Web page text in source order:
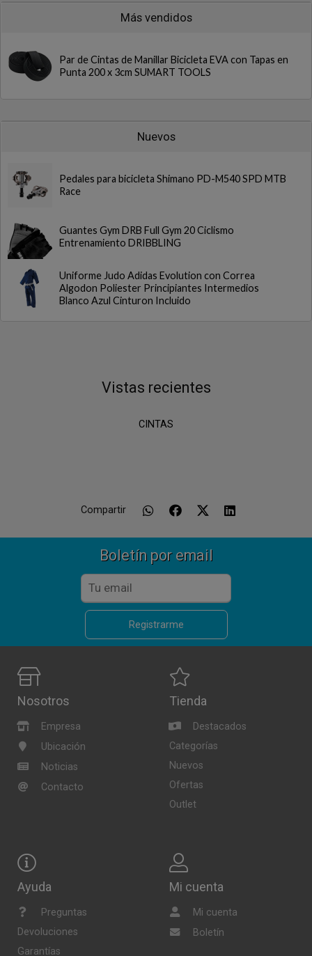
Más vendidos
Par de Cintas de Manillar Bicicleta EVA con Tapas en
Punta 200 x 3cm SUMART TOOLS
Nuevos
Pedales para bicicleta Shimano PD-M540 SPD MTB
Race
Guantes Gym DRB Full Gym 20 Ciclismo
Entrenamiento DRIBBLING
Uniforme Judo Adidas Evolution con Correa
Algodon Poliester Principiantes Intermedios
Blanco Azul Cinturon Incluido
Vistas recientes
CINTAS
Compartir
Boletín por email
Registrarme
Nosotros
Empresa
Ubicación
Noticias
Contacto
Tienda
Destacados
Categorías
Nuevos
Ofertas
Outlet
Ayuda
Preguntas
Devoluciones
Garantías
Mi cuenta
Mi cuenta
Boletín